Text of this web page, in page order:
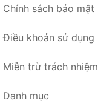
Chính sách bảo mật
Điều khoản sử dụng
Miễn trừ trách nhiệm
Danh mục